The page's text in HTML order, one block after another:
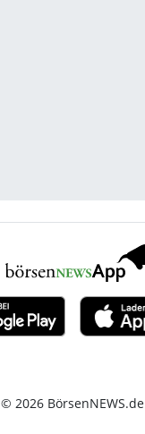
© 2026 BörsenNEWS.de